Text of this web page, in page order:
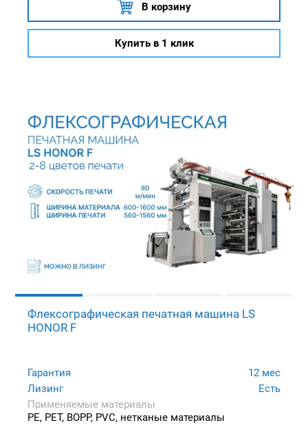
В корзину
Купить в 1 клик
Флексографическая печатная машина LS
HONOR F
Гарантия
12 мес
Лизинг
Есть
Применяемые материалы
PE, PET, BOPP, PVC, нетканые материалы